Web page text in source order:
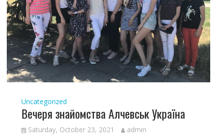
Uncategorized
Вечеря знайомства Алчевськ Україна
Saturday, October 23, 2021 admin